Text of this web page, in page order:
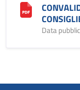
Data